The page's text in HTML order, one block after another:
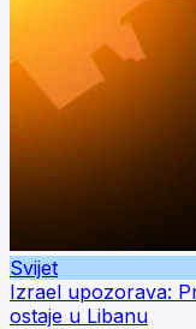
Svijet
Izrael upozorava:
ostaje u Libanu